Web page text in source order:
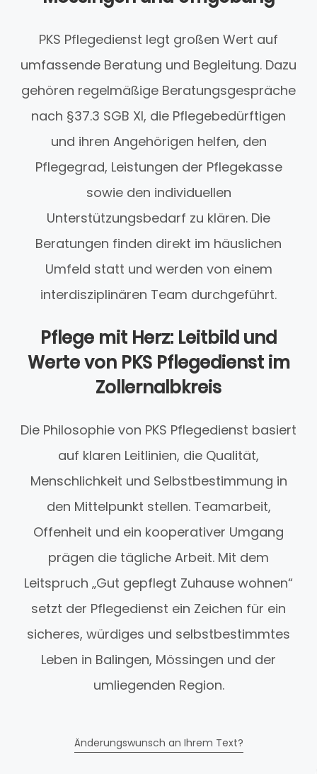
PKS Pflegedienst legt großen Wert auf
umfassende Beratung und Begleitung. Dazu
gehören regelmäßige Beratungsgespräche
nach §37.3 SGB XI, die Pflegebedürftigen
und ihren Angehörigen helfen, den
Pflegegrad, Leistungen der Pflegekasse
sowie den individuellen
Unterstützungsbedarf zu klären. Die
Beratungen finden direkt im häuslichen
Umfeld statt und werden von einem
interdisziplinären Team durchgeführt.
Pflege mit Herz: Leitbild und
Werte von PKS Pflegedienst im
Zollernalbkreis
Die Philosophie von PKS Pflegedienst basiert
auf klaren Leitlinien, die Qualität,
Menschlichkeit und Selbstbestimmung in
den Mittelpunkt stellen. Teamarbeit,
Offenheit und ein kooperativer Umgang
prägen die tägliche Arbeit. Mit dem
Leitspruch „Gut gepflegt Zuhause wohnen“
setzt der Pflegedienst ein Zeichen für ein
sicheres, würdiges und selbstbestimmtes
Leben in Balingen, Mössingen und der
umliegenden Region.
Änderungswunsch an Ihrem Text?